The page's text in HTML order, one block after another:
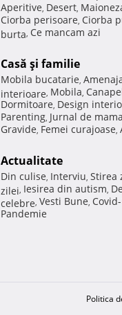
Aperitive, Desert,
Ciorba perisoare, Ciorba
burta, Ce mancam azi
Casă şi familie
Mobila bucatarie,
interioare, Mobila,
Dormitoare, Design
Parenting, Jurnal de
Gravide, Femei curajoase,
Actualitate
Din culise, Interviu, Stirea
zilei, Iesirea din autism,
celebre, Vesti Bune,
Pandemie
Politica